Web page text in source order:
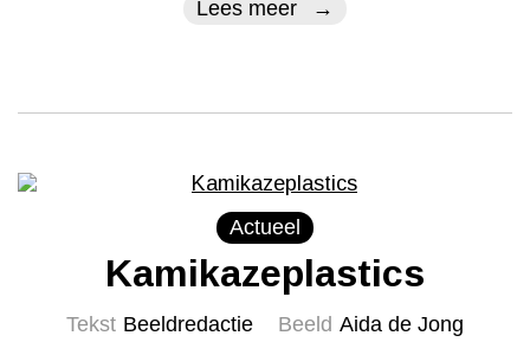
Lees meer
Actueel
Kamikazeplastics
Tekst Beeldredactie Beeld Aida de Jong